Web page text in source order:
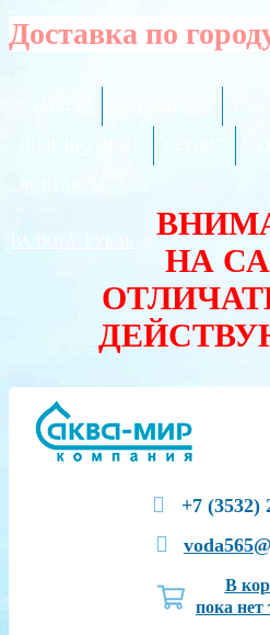
Доставка по
ВАЛЮТА:
НА
+7 (3532)
В
пока нет